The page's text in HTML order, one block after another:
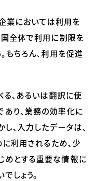
業においては利用を
国全体で利用に制限を
。もちろん、利用を促進
、あるいは翻訳に使
り、業務の効率化に
、入力したデータは、
利用されるため、少
めとする重要な情報に
しょう。